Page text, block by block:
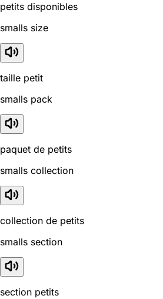
petits disponibles
smalls size
taille petit
smalls pack
paquet de petits
smalls collection
collection de petits
smalls section
section petits